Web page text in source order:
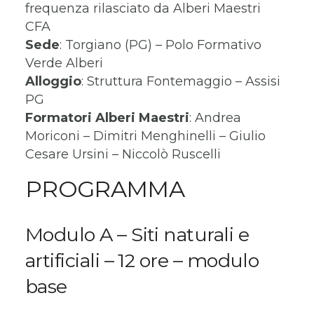
frequenza rilasciato da Alberi Maestri
CFA
Sede: Torgiano (PG) – Polo Formativo
Verde Alberi
Alloggio: Struttura Fontemaggio – Assisi
PG
Formatori Alberi Maestri: Andrea
Moriconi – Dimitri Menghinelli – Giulio
Cesare Ursini – Niccolò Ruscelli
PROGRAMMA
Modulo A – Siti naturali e
artificiali – 12 ore – modulo
base